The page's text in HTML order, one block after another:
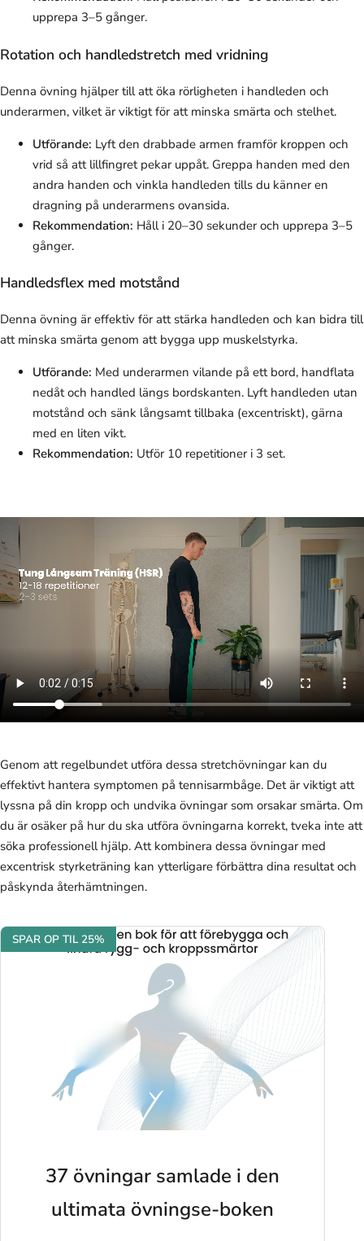
upprepa 3–5 gånger.
Rotation och handledstretch med vridning
Denna övning hjälper till att öka rörligheten i handleden och
underarmen, vilket är viktigt för att minska smärta och stelhet.
Utförande: Lyft den drabbade armen framför kroppen och
vrid så att lillfingret pekar uppåt. Greppa handen med den
andra handen och vinkla handleden tills du känner en
dragning på underarmens ovansida.
Rekommendation: Håll i 20–30 sekunder och upprepa 3–5
gånger.
Handledsflex med motstånd
Denna övning är effektiv för att stärka handleden och kan bidra till
att minska smärta genom att bygga upp muskelstyrka.
Utförande: Med underarmen vilande på ett bord, handflata
nedåt och handled längs bordskanten. Lyft handleden utan
motstånd och sänk långsamt tillbaka (excentriskt), gärna
med en liten vikt.
Rekommendation: Utför 10 repetitioner i 3 set.
Genom att regelbundet utföra dessa stretchövningar kan du
effektivt hantera symptomen på tennisarmbåge. Det är viktigt att
lyssna på din kropp och undvika övningar som orsakar smärta. Om
du är osäker på hur du ska utföra övningarna korrekt, tveka inte att
söka professionell hjälp. Att kombinera dessa övningar med
excentrisk styrketräning kan ytterligare förbättra dina resultat och
påskynda återhämtningen.
SPAR OP TIL 25%
37 övningar samlade i den
ultimata övningse-boken